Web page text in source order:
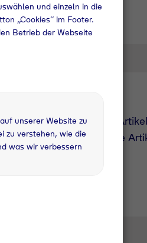
des gewünschten
derzeit nicht geführte
und einzeln in die
„Cookies“ im Footer.
Betrieb der Webseite
unserer Website zu
zu verstehen, wie die
was wir verbessern